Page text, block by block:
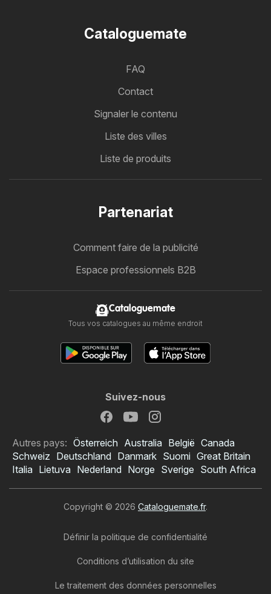
Cataloguemate
FAQ
Contact
Signaler le contenu
Liste des villes
Liste de produits
Partenariat
Comment faire de la publicité
Espace professionnels B2B
Cataloguemate
Tous vos catalogues au même endroit
Suivez-nous
Autres pays: Österreich Australia België Canada
Schweiz Deutschland Danmark Suomi Great Britain
Italia Lietuva Nederland Norge Sverige South Africa
Copyright © 2026 Cataloguemate.fr.
Définir la politique de confidentialité
Conditions d’utilisation du site
Le traitement des données personnelles